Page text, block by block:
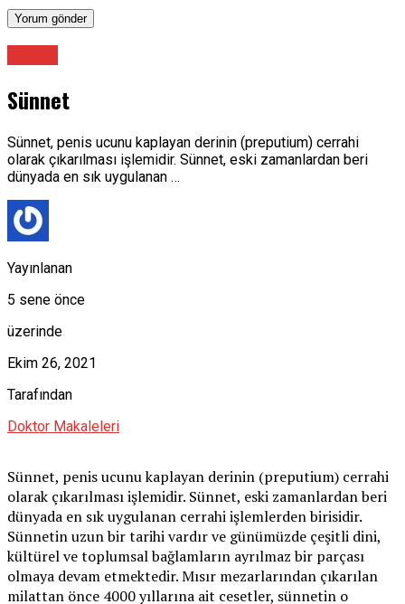
Sünnet
Sünnet, penis ucunu kaplayan derinin (preputium) cerrahi
olarak çıkarılması işlemidir. Sünnet, eski zamanlardan beri
dünyada en sık uygulanan …
Yayınlanan
5 sene önce
üzerinde
Ekim 26, 2021
Tarafından
Doktor Makaleleri
Sünnet, penis ucunu kaplayan derinin (preputium) cerrahi
olarak çıkarılması işlemidir. Sünnet, eski zamanlardan beri
dünyada en sık uygulanan cerrahi işlemlerden birisidir.
Sünnetin uzun bir tarihi vardır ve günümüzde çeşitli dini,
kültürel ve toplumsal bağlamların ayrılmaz bir parçası
olmaya devam etmektedir. Mısır mezarlarından çıkarılan
milattan önce 4000 yıllarına ait cesetler, sünnetin o